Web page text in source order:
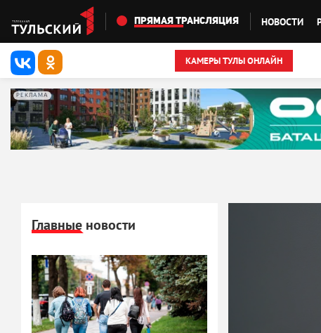
Перейти к основному содержанию
ПРЯМАЯ ТРАНСЛЯЦИЯ НОВОСТИ
КАМЕРЫ ТУЛЫ ОНЛАЙН
РЕКЛАМА
Главные новости